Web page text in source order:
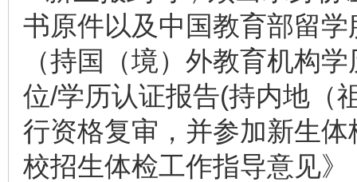
书原件以及中国教育部留
（持国（境）外教育机构
位/学历认证报告(持内地（
行资格复审，并参加新生
校招生体检工作指导意见